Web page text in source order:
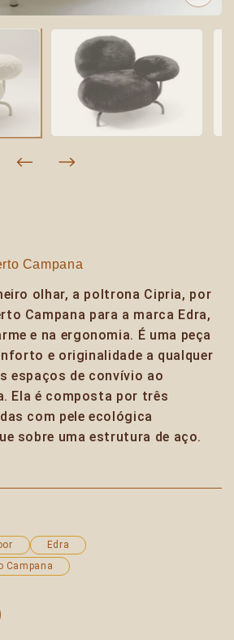
Campana
olhar, a poltrona Cipria, por
Campana para a marca Edra,
e na ergonomia. É uma peça
e originalidade a qualquer
espaços de convívio ao
Ela é composta por três
com pele ecológica
sobre uma estrutura de aço.
Edra
Campana